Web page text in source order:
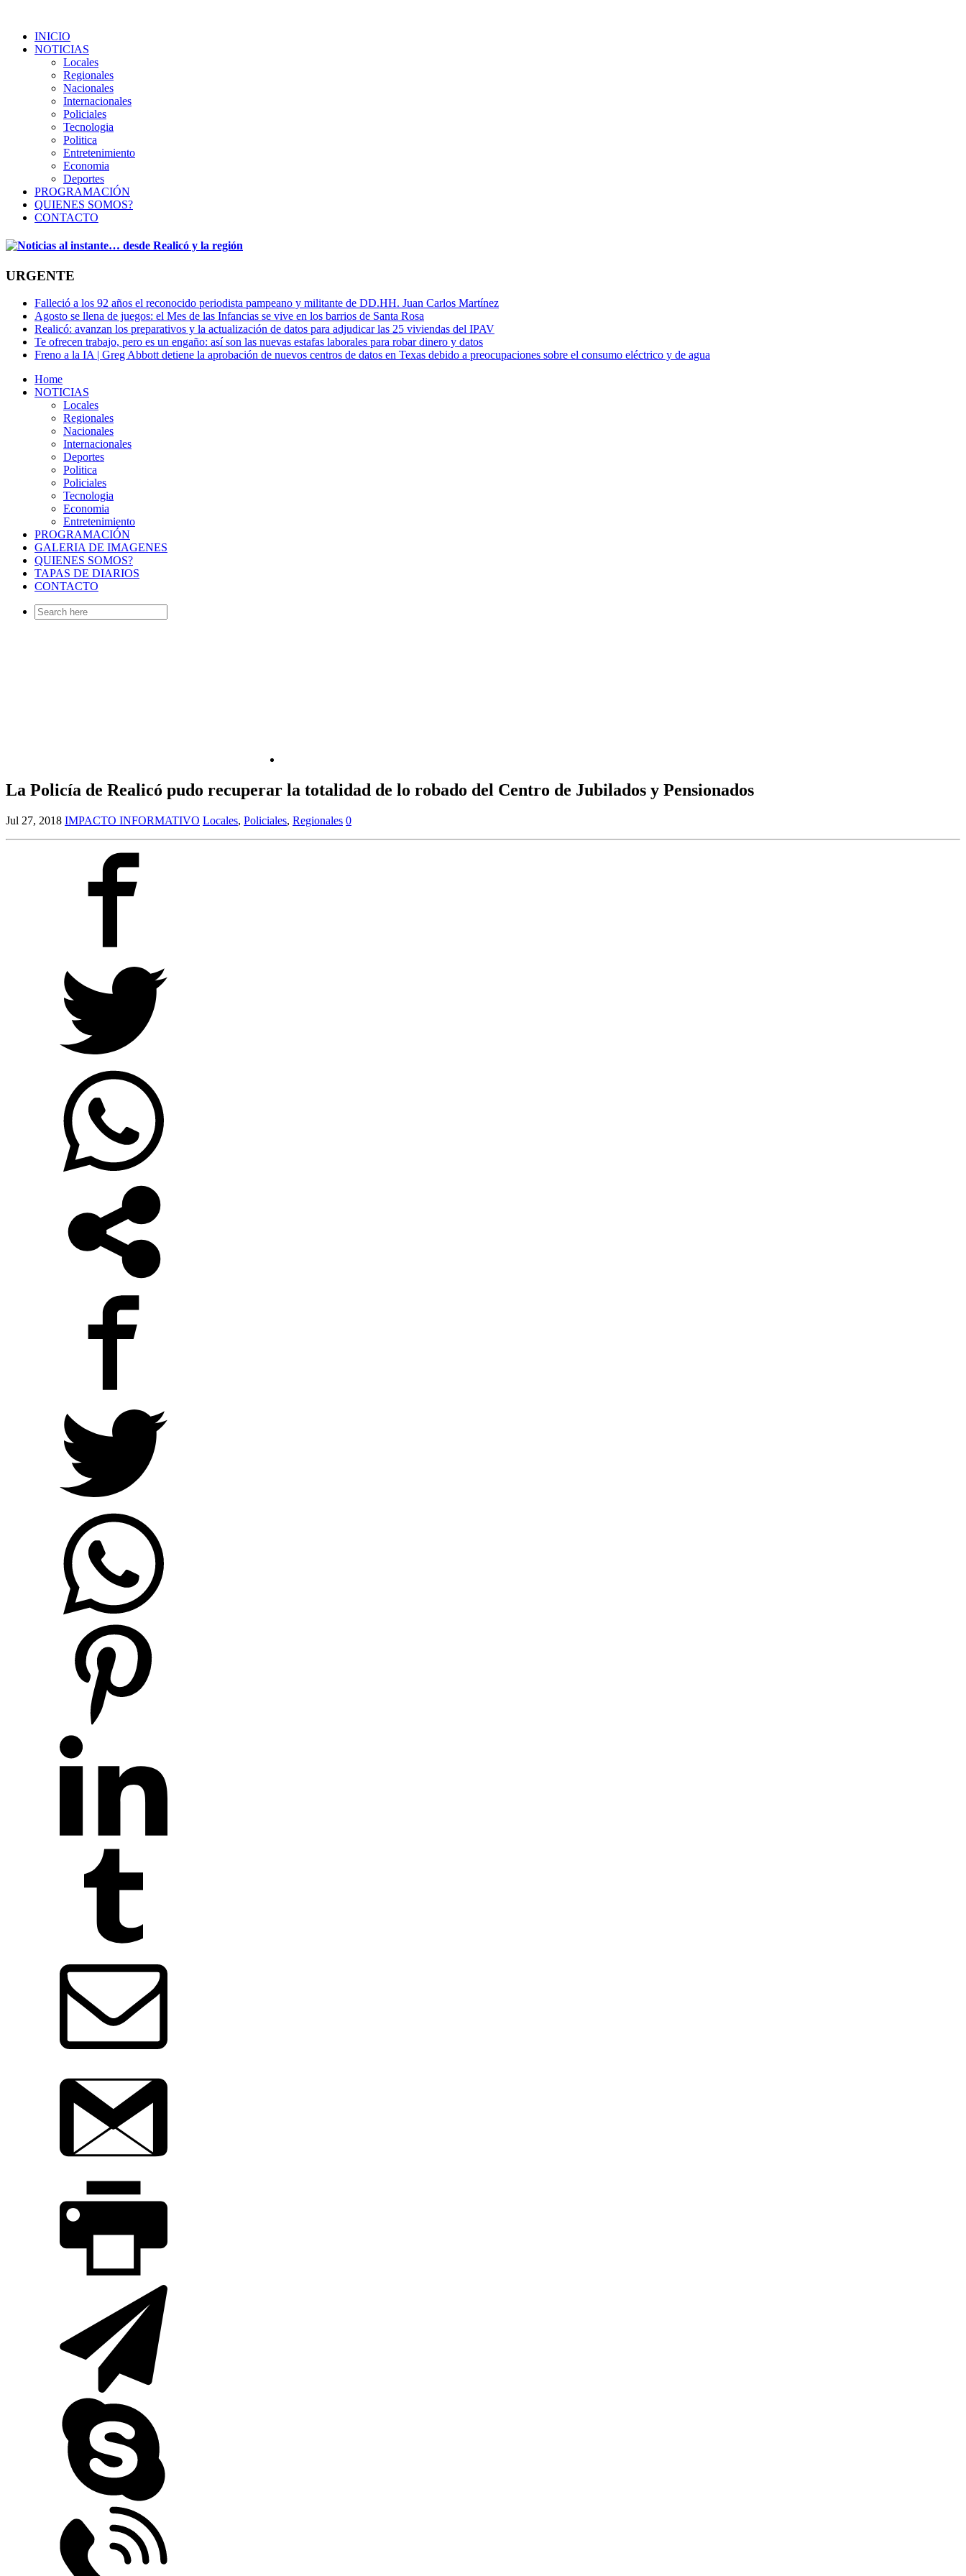
INICIO
NOTICIAS
Locales
Regionales
Nacionales
Internacionales
Policiales
Tecnologia
Politica
Entretenimiento
Economia
Deportes
PROGRAMACIÓN
QUIENES SOMOS?
CONTACTO
URGENTE
Falleció a los 92 años el reconocido periodista pampeano y militante de DD.HH. Juan Carlos Martínez
Agosto se llena de juegos: el Mes de las Infancias se vive en los barrios de Santa Rosa
Realicó: avanzan los preparativos y la actualización de datos para adjudicar las 25 viviendas del IPAV
Te ofrecen trabajo, pero es un engaño: así son las nuevas estafas laborales para robar dinero y datos
Freno a la IA | Greg Abbott detiene la aprobación de nuevos centros de datos en Texas debido a preocupaciones sobre el consumo eléctrico y de agua
Home
NOTICIAS
Locales
Regionales
Nacionales
Internacionales
Deportes
Politica
Policiales
Tecnologia
Economia
Entretenimiento
PROGRAMACIÓN
GALERIA DE IMAGENES
QUIENES SOMOS?
TAPAS DE DIARIOS
CONTACTO
Search
for:
La Policía de Realicó pudo recuperar la totalidad de lo robado del Centro de Jubilados y Pensionados
Jul 27, 2018 IMPACTO INFORMATIVO Locales, Policiales, Regionales 0